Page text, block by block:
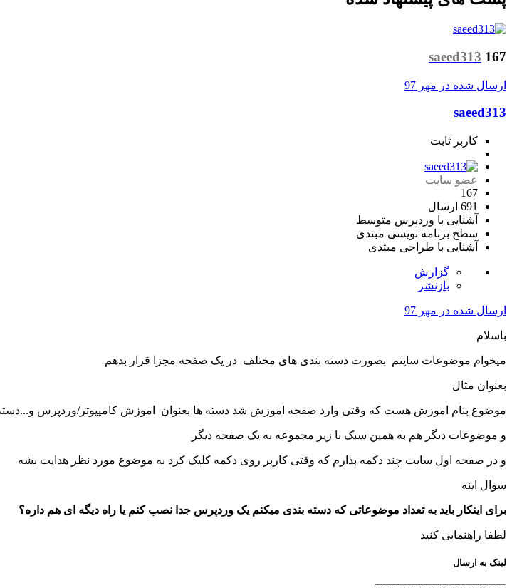
saeed313 167
ارسال شده در مهر 97
saeed313
کاربر ثابت
عضو سایت
167
691 ارسال
آشنایی با وردپرس متوسط
سطح برنامه نویسی مبتدی
آشنایی با طراحی مبتدی
گزارش
بازنشر
ارسال شده در مهر 97
باسلام
میخوام موضوعات سایتم بصورت دسته بندی های مختلف در یک صفحه مجزا قرار بدهم
بعنوان مثال
موضوع بنام اموزش هست که وقتی وارد صفحه اموزش شد دسته ها بعنوان اموزش کامپیوتر/وردپرس
و موضوعات دیگر هم به همین سبک با زیر مجموعه به یک صفحه دیگر
و در صفحه اول سایت چند دکمه بذارم که وقتی کاربر روی دکمه کلیک کرد به موضوع مورد نظر هدایت بشه
سوال اینه
برای اینکار باید به تعداد موضوعاتی که دسته بندی میکنم یک وردپرس جدا نصب کنم یا راه دیگه ای هم داره؟
لطفا راهنمایی کنید
لینک به ارسال